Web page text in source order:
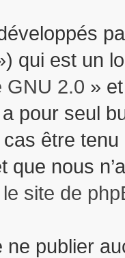
qui est un
GNU 2.0 »
pour seul
être
que nous
le site de
ne publier